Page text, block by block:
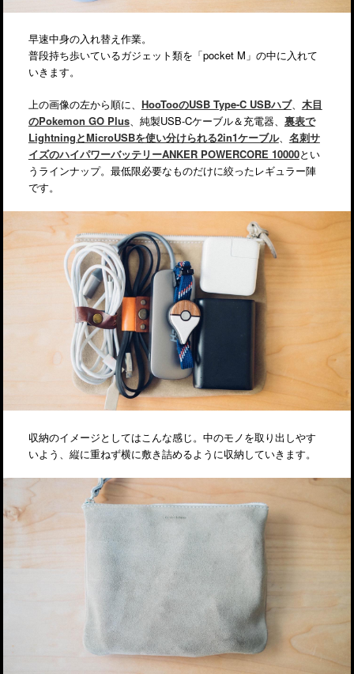
早速中身の入れ替え作業。
普段持ち歩いているガジェット類を「pocket M」の中に入れて
いきます。
上の画像の左から順に、 HooTooのUSB Type-C USBハブ、 木目
のPokemon GO Plus、純製USB-Cケーブル＆充電器、 裏表で
LightningとMicroUSBを使い分けられる2in1ケーブル、 名刺サ
イズのハイパワーバッテリーANKER POWERCORE 10000とい
うラインナップ。最低限必要なものだけに絞ったレギュラー陣
です。
収納のイメージとしてはこんな感じ。中のモノを取り出しやす
いよう、縦に重ねず横に敷き詰めるように収納していきます。